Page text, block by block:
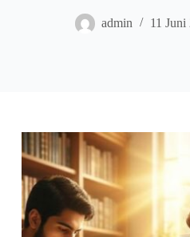
admin 11 Juni